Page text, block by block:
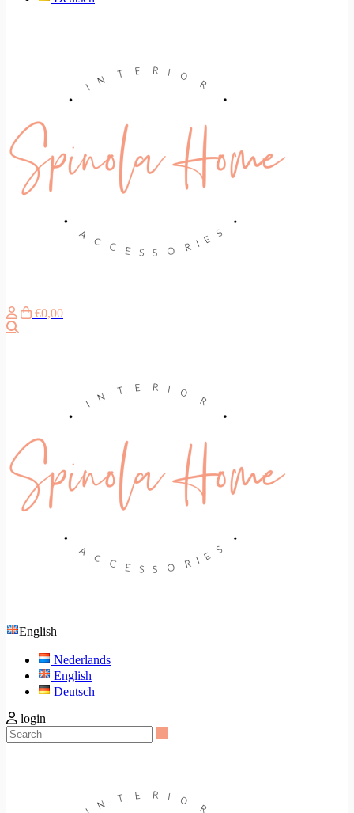
€0,00
English
Nederlands
English
Deutsch
login